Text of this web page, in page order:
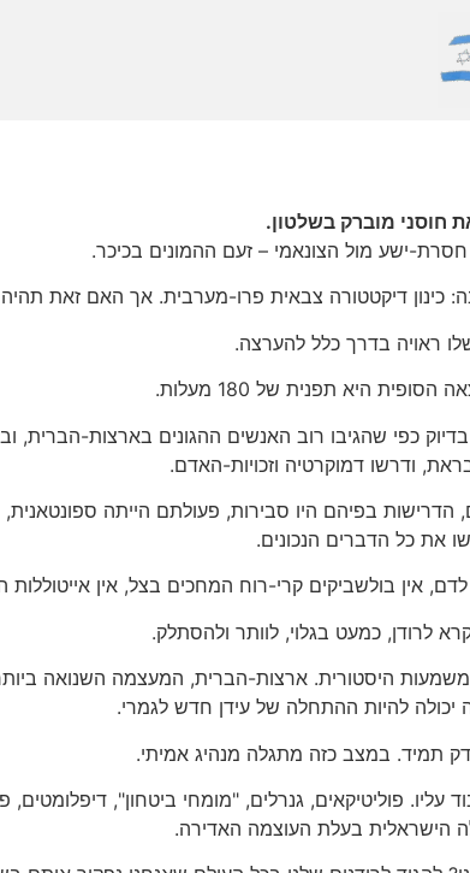
חוסני מוברק בשלטון.
ישע מול הצונאמי – זעם ההמונים בכיכר.
כינון דיקטטורה צבאית פרו-מערבית. אך האם זאת
ראויה בדרך כלל להערצה.
היא תפנית של 180 מעלות.
כפי שהגיבו רוב האנשים ההגונים בארצות-הברית,
ודרשו דמוקרטיה וזכויות-האדם.
בפיהם היו סבירות, פעולתם הייתה
את כל הדברים הנכונים.
אין בולשביקים קרי-רוח המחכים בצל, אין
לרודן, כמעט בגלוי, לוותר ולהסתלק.
משמעות היסטורית. ארצות-הברית, המעצמה השנואה
יכולה להיות ההתחלה של עידן חדש לגמרי.
תמיד. במצב כזה מתגלה מנהיג אמיתי.
פוליטיקאים, גנרלים, "מומחי ביטחון",
הישראלית בעלת העוצמה האדירה.